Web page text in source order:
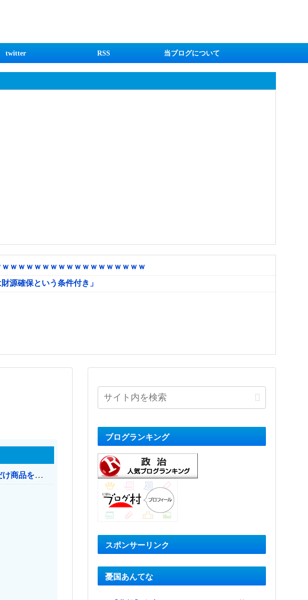
twitter RSS 当ブログについて
ｗｗｗｗｗｗｗｗｗｗｗｗｗｗｗｗｗ
源確保という条件付き」
【消費税率1％】 「下げるのが筋なんですけど…」消費減税で値下がりする分と同じだけ商品を値上げして店頭価格を変えない店も
ブログランキング
スポンサーリンク
憂国あんてな